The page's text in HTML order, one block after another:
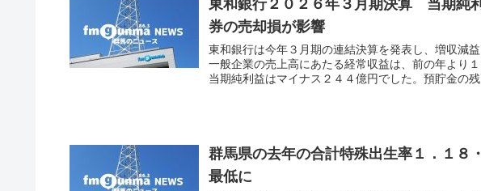
東和銀行２０２６年３月期決算 当期純
券の売却損が影響
東和銀行は今年３月期の連結決算を発表し、増収減
一般企業の売上高にあたる経常収益は、前の年より
当期純利益はマイナス２４４億円でした。預貯金の
群馬県の去年の合計特殊出生率１．１
最低に